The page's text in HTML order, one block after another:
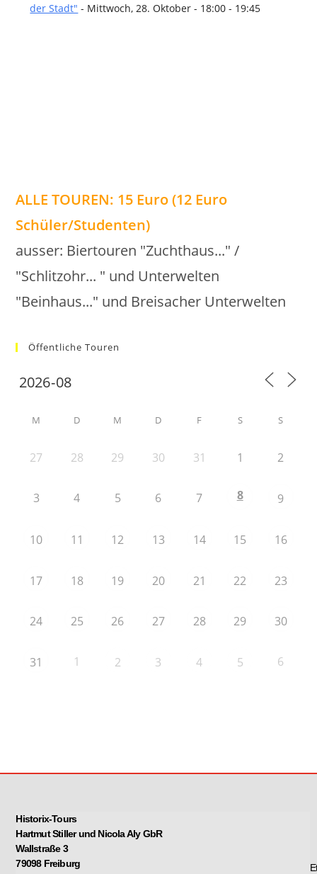
der Stadt" - Mittwoch, 28. Oktober - 18:00 - 19:45
ALLE TOUREN: 15 Euro (12 Euro
Schüler/Studenten)
ausser: Biertouren "Zuchthaus..." /
"Schlitzohr... " und Unterwelten
"Beinhaus..." und Breisacher Unterwelten
Öffentliche Touren
M D M D F S S
27 28 29 30 31 1 2
3 4 5 6 7 8 9
10 11 12 13 14 15 16
17 18 19 20 21 22 23
24 25 26 27 28 29 30
31 1 2 3 4 5 6
Historix-Tours
Hartmut Stiller und Nicola Aly GbR
Wallstraße 3
79098 Freiburg